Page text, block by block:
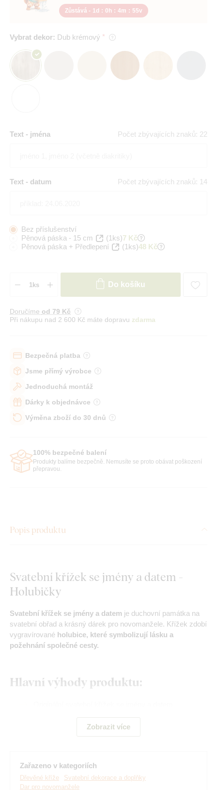
Zůstává - 1d : 0h : 4m : 54v
Vybrat dekor: Dub krémový
Text - jména Počet zbývajících znaků: 22
Text - datum Počet zbývajících znaků: 14
Bez příslušenství
Pěnová páska - 15 cm
(1ks)7 Kč
Pěnová páska + Předlepení
(1ks)48 Kč
Do košíku
Doručíme od 79 Kč
Při nákupu nad 2 600 Kč máte dopravu zdarma
Bezpečná platba
Jsme přímý výrobce
Jednoduchá montáž
Dárky k objednávce
Výměna zboží do 30 dnů
100% bezpečné balení
Produkty balíme bezpečně. Nemusíte se proto obávat poškození
přepravou.
Popis produktu
Svatební křížek se jmény a datem -
Holubičky
Svatební křížek se jmény a datem je duchovní památka na
svatební obřad a krásný dárek pro novomanžele. Křížek zdobí
vygravírované holubice, které symbolizují lásku a
požehnání společné cesty.
Hlavní výhody produktu:
Vhodný jako duchovní památka na svatební obřad
Personalizace jmen a data svatby
Zobrazit více
Zařazeno v kategoriích
Dřevěné kříže
Svatební dekorace a doplňky
Dar pro novomanžele